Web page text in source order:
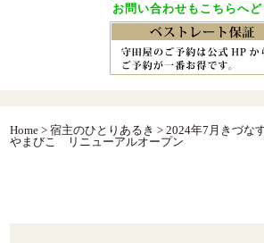
お問い合わせもこちらへ
Home > 宿主のひとりあるき > 2024年7月きづな
やまびこ リニューアルオープン